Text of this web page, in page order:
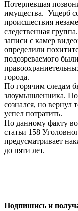
Потерпевшая
имущества. Ущерб
происшествия
следственная
записи с камер
определили
подозреваемого
города.
По горячим следам
злоумышленника.
сознался, но вернул
успел потратить.
По данному факту
статьи 158
предусматривает
до пяти лет.
Подпишись и